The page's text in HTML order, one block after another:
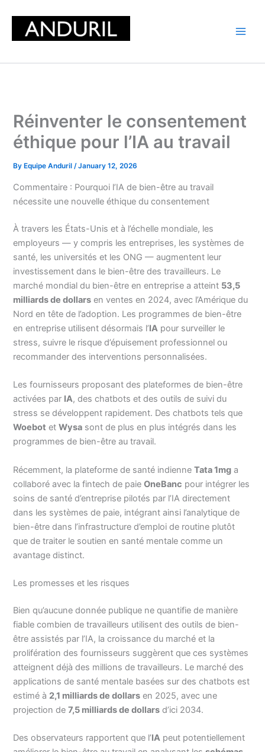
content
Réinventer le consentement
éthique pour l’IA au travail
By Equipe Anduril/January 12, 2026
Commentaire : Pourquoi l’IA de bien-être au travail
nécessite une nouvelle éthique du consentement
À travers les États-Unis et à l’échelle mondiale, les
employeurs — y compris les entreprises, les systèmes de
santé, les universités et les ONG — augmentent leur
investissement dans le bien-être des travailleurs. Le
marché mondial du bien-être en entreprise a atteint 53,5
milliards de dollars en ventes en 2024, avec l’Amérique du
Nord en tête de l’adoption. Les programmes de bien-être
en entreprise utilisent désormais l’IA pour surveiller le
stress, suivre le risque d’épuisement professionnel ou
recommander des interventions personnalisées.
Les fournisseurs proposant des plateformes de bien-être
activées par IA, des chatbots et des outils de suivi du
stress se développent rapidement. Des chatbots tels que
Woebot etWysa sont de plus en plus intégrés dans les
programmes de bien-être au travail.
Récemment, la plateforme de santé indienneTata 1mg a
collaboré avec la fintech de paieOneBanc pour intégrer les
soins de santé d’entreprise pilotés par l’IA directement
dans les systèmes de paie, intégrant ainsi l’analytique de
bien-être dans l’infrastructure d’emploi de routine plutôt
que de traiter le soutien en santé mentale comme un
avantage distinct.
Les promesses et les risques
Bien qu’aucune donnée publique ne quantifie de manière
fiable combien de travailleurs utilisent des outils de bien-
être assistés par l’IA, la croissance du marché et la
prolifération des fournisseurs suggèrent que ces systèmes
atteignent déjà des millions de travailleurs. Le marché des
applications de santé mentale basées sur des chatbots est
estimé à 2,1 milliards de dollars en 2025, avec une
projection de7,5 milliards de dollars d’ici 2034.
Des observateurs rapportent que l’IA peut potentiellement